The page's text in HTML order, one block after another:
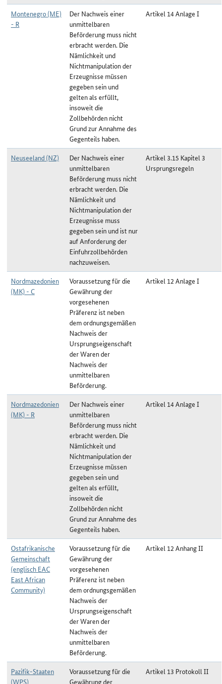
Montenegro (ME)
- R
Der Nachweis einer
unmittelbaren
Beförderung muss nicht
erbracht werden. Die
Nämlichkeit und
Nichtmanipulation der
Erzeugnisse müssen
gegeben sein und
gelten als erfüllt,
insoweit die
Zollbehörden nicht
Grund zur Annahme des
Gegenteils haben.
Artikel 14 Anlage I
Neuseeland (NZ)
Der Nachweis einer
unmittelbaren
Beförderung muss nicht
erbracht werden. Die
Nämlichkeit und
Nichtmanipulation der
Erzeugnisse muss
gegeben sein und ist nur
auf Anforderung der
Einfuhrzollbehörden
nachzuweisen.
Artikel 3.15 Kapitel 3
Ursprungsregeln
Nordmazedonien
(MK) - C
Voraussetzung für die
Gewährung der
vorgesehenen
Präferenz ist neben
dem ordnungsgemäßen
Nachweis der
Ursprungseigenschaft
der Waren der
Nachweis der
unmittelbaren
Beförderung.
Artikel 12 Anlage I
Nordmazedonien
(MK) - R
Der Nachweis einer
unmittelbaren
Beförderung muss nicht
erbracht werden. Die
Nämlichkeit und
Nichtmanipulation der
Erzeugnisse müssen
gegeben sein und
gelten als erfüllt,
insoweit die
Zollbehörden nicht
Grund zur Annahme des
Gegenteils haben.
Artikel 14 Anlage I
Ostafrikanische
Gemeinschaft
(englisch EAC
East African
Community)
Voraussetzung für die
Gewährung der
vorgesehenen
Präferenz ist neben
dem ordnungsgemäßen
Nachweis der
Ursprungseigenschaft
der Waren der
Nachweis der
unmittelbaren
Beförderung.
Artikel 12 Anhang II
Pazifik-Staaten
(WPS)
Voraussetzung für die
Gewährung der
Artikel 13 Protokoll II